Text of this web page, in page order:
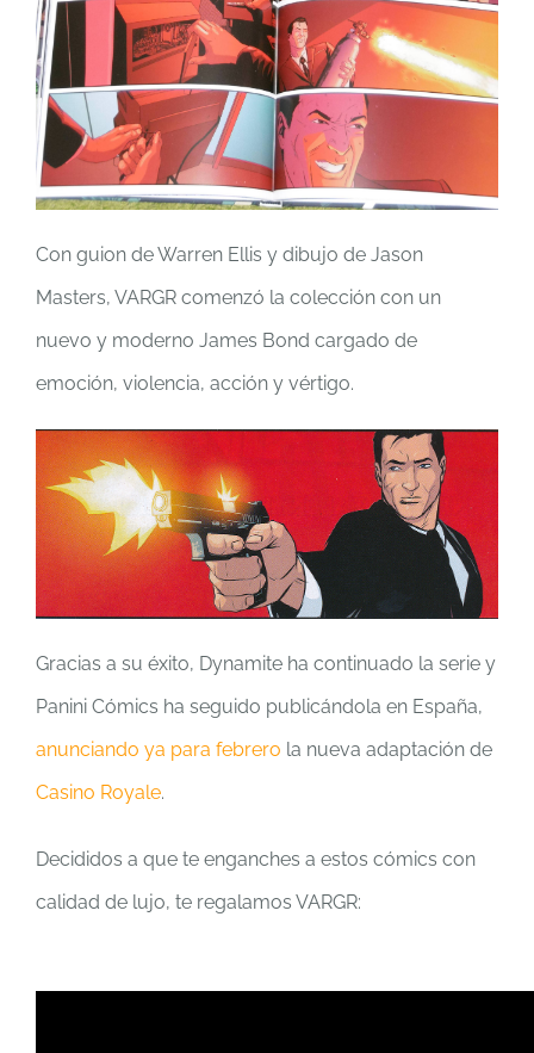
Con guion de Warren Ellis y dibujo de Jason
Masters, VARGR comenzó la colección con un
nuevo y moderno James Bond cargado de
emoción, violencia, acción y vértigo.
Gracias a su éxito, Dynamite ha continuado la serie y
Panini Cómics ha seguido publicándola en España,
anunciando ya para febrero la nueva adaptación de
Casino Royale.
Decididos a que te enganches a estos cómics con
calidad de lujo, te regalamos VARGR: